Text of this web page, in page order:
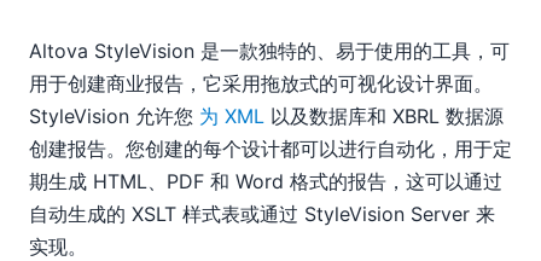
Altova StyleVision 是一款独特的、易于使用的工具，可
用于创建商业报告，它采用拖放式的可视化设计界面。
StyleVision 允许您 为 XML 以及数据库和 XBRL 数据源
创建报告。您创建的每个设计都可以进行自动化，用于定
期生成 HTML、PDF 和 Word 格式的报告，这可以通过
自动生成的 XSLT 样式表或通过 StyleVision Server 来
实现。